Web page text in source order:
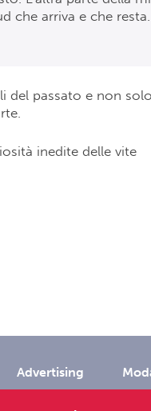
che arriva e che resta.
del passato e non
inedite delle vite
Advertising